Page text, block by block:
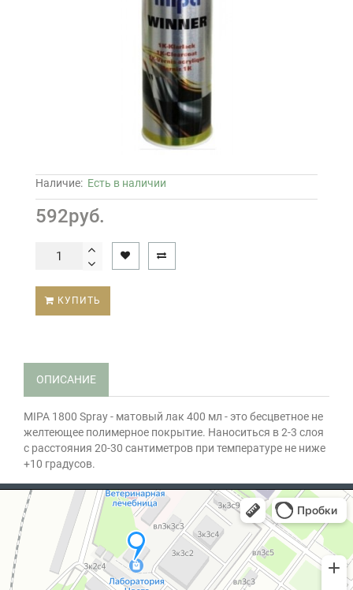
Наличие: Есть в наличии
592руб.
КУПИТЬ
ОПИСАНИЕ
MIPA 1800 Spray - матовый лак 400 мл - это бесцветное не
желтеющее полимерное покрытие. Наноситься в 2-3 слоя
с расстояния 20-30 сантиметров при температуре не ниже
+10 градусов.